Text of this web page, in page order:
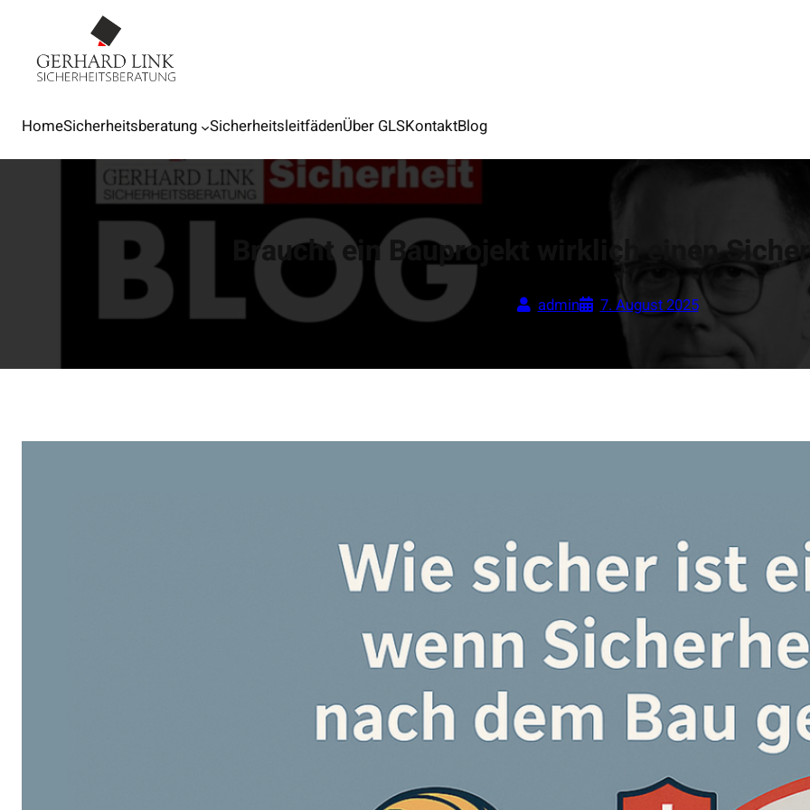
HomeSicherheitsberatung SicherheitsleitfädenÜber GLSKontaktBlog
Braucht ein Bauprojekt wirklich einen
admin 7. August 2025